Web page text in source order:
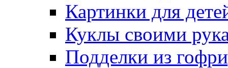
Картинки для
Куклы своими
Подделки из